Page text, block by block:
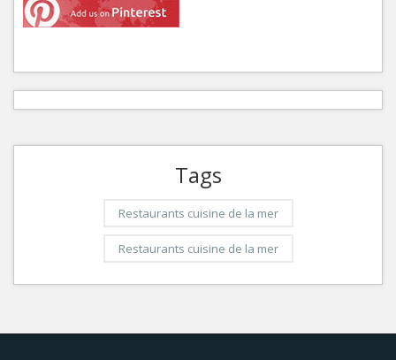
Tags
Restaurants cuisine de la mer
Restaurants cuisine de la mer